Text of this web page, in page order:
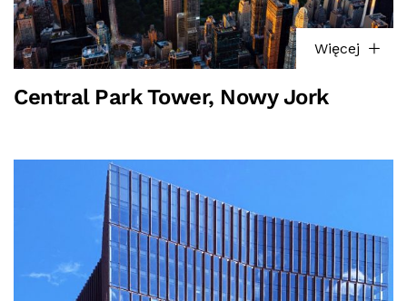
Więcej
Central Park Tower, Nowy Jork